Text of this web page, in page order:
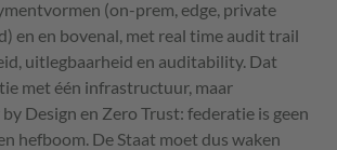
(on-prem, edge, private
en en bovenal, met real time audit trail
uitlegbaarheid en auditability. Dat
met één infrastructuur, maar
Design en Zero Trust: federatie is geen
hefboom. De Staat moet dus waken